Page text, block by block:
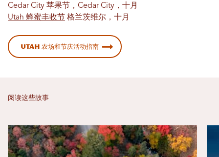
Cedar City 苹果节，Cedar City，十月
Utah 蜂蜜丰收节 格兰茨维尔，十月
Utah 农场和节庆活动指南
阅读这些故事